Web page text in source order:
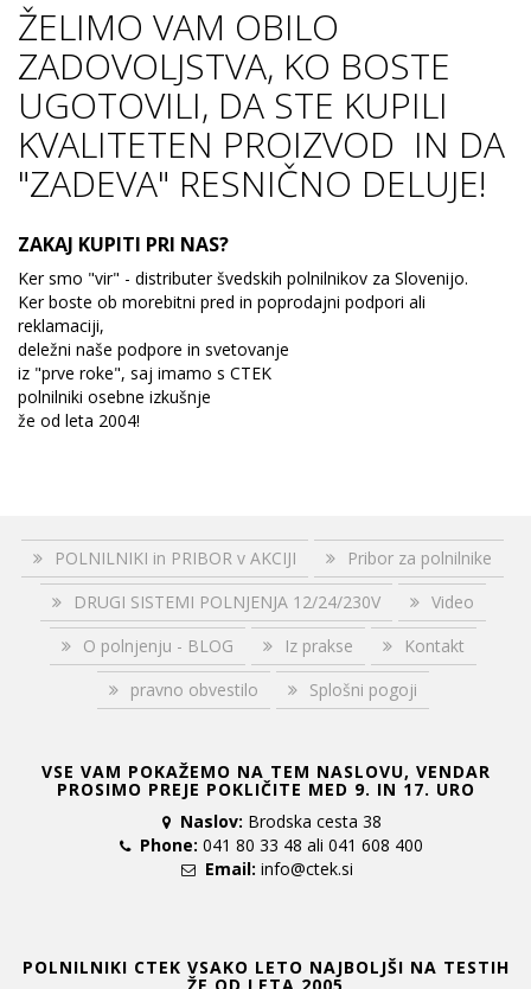
ŽELIMO VAM OBILO
ZADOVOLJSTVA, KO BOSTE
UGOTOVILI, DA STE KUPILI
KVALITETEN PROIZVOD IN DA
"ZADEVA" RESNIČNO DELUJE!
ZAKAJ KUPITI PRI NAS?
Ker smo "vir" - distributer švedskih polnilnikov za Slovenijo.
Ker boste ob morebitni pred in poprodajni podpori ali
reklamaciji,
deležni naše podpore in svetovanje
iz "prve roke", saj imamo s CTEK
polnilniki osebne izkušnje
že od leta 2004!
POLNILNIKI in PRIBOR v AKCIJI
Pribor za polnilnike
DRUGI SISTEMI POLNJENJA 12/24/230V
Video
O polnjenju - BLOG
Iz prakse
Kontakt
pravno obvestilo
Splošni pogoji
VSE VAM POKAŽEMO NA TEM NASLOVU, VENDAR
PROSIMO PREJE POKLIČITE MED 9. IN 17. URO
Naslov: Brodska cesta 38
Phone: 041 80 33 48 ali 041 608 400
Email: info@ctek.si
POLNILNIKI CTEK VSAKO LETO NAJBOLJŠI NA TESTIH
ŽE OD LETA 2005